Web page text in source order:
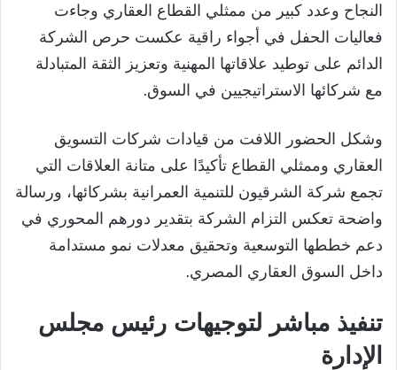
النجاح وعدد كبير من ممثلي القطاع العقاري وجاءت
فعاليات الحفل في أجواء راقية عكست حرص الشركة
الدائم على توطيد علاقاتها المهنية وتعزيز الثقة المتبادلة
مع شركائها الاستراتيجيين في السوق.
وشكل الحضور اللافت من قيادات شركات التسويق
العقاري وممثلي القطاع تأكيدًا على متانة العلاقات التي
تجمع شركة الشرقيون للتنمية العمرانية بشركائها، ورسالة
واضحة تعكس التزام الشركة بتقدير دورهم المحوري في
دعم خططها التوسعية وتحقيق معدلات نمو مستدامة
داخل السوق العقاري المصري.
تنفيذ مباشر لتوجيهات رئيس مجلس
الإدارة